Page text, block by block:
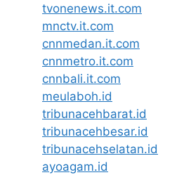
tvonenews.it.com
mnctv.it.com
cnnmedan.it.com
cnnmetro.it.com
cnnbali.it.com
meulaboh.id
tribunacehbarat.id
tribunacehbesar.id
tribunacehselatan.id
ayoagam.id